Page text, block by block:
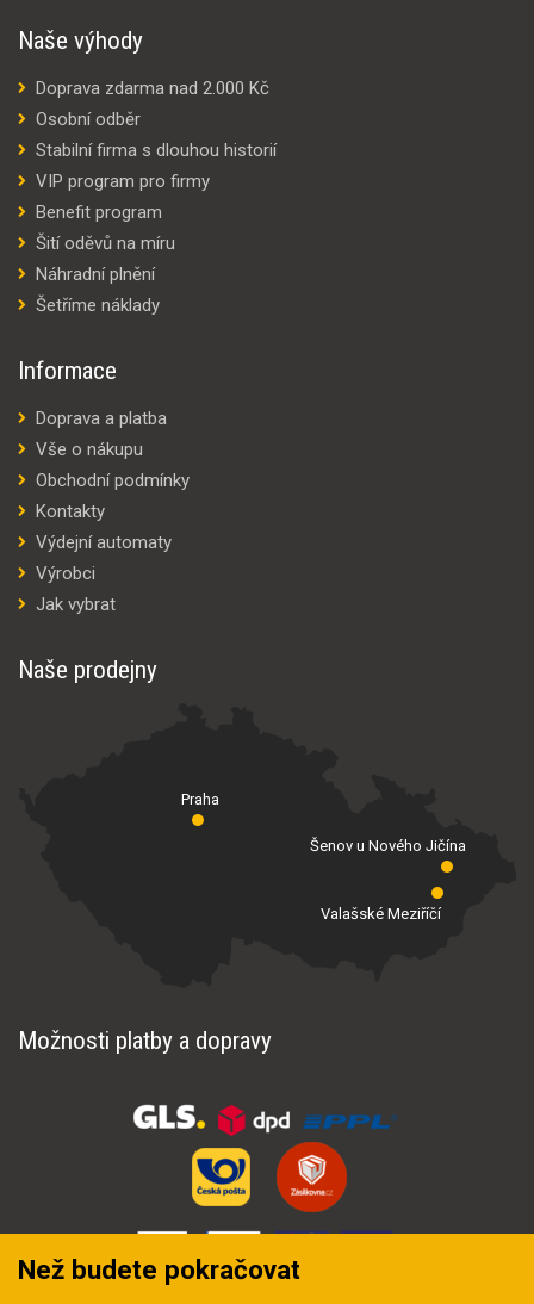
Naše výhody
Doprava zdarma nad 2.000 Kč
Osobní odběr
Stabilní firma s dlouhou historií
VIP program pro firmy
Benefit program
Šití oděvů na míru
Náhradní plnění
Šetříme náklady
Informace
Doprava a platba
Vše o nákupu
Obchodní podmínky
Kontakty
Výdejní automaty
Výrobci
Jak vybrat
Naše prodejny
Praha
Valašské Meziříčí
Šenov u Nového Jičína
Možnosti platby a dopravy
Než budete pokračovat